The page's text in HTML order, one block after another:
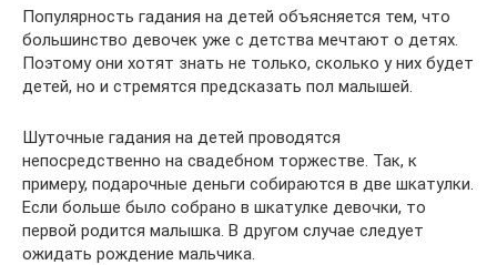
Популярность гадания на детей объясняется тем, что
большинство девочек уже с детства мечтают о детях.
Поэтому они хотят знать не только, сколько у них будет
детей, но и стремятся предсказать пол малышей.
Шуточные гадания на детей проводятся
непосредственно на свадебном торжестве. Так, к
примеру, подарочные деньги собираются в две шкатулки.
Если больше было собрано в шкатулке девочки, то
первой родится малышка. В другом случае следует
ожидать рождение мальчика.